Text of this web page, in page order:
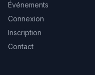
Événements
Connexion
Inscription
Contact